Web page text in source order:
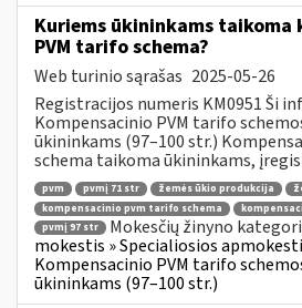
Kuriems ūkininkams taikoma
PVM tarifo schema?
Web turinio sąrašas 2025-05-26
Registracijos numeris KM0951 Ši
Kompensacinio PVM tarifo
ūkininkams (97–100 str.)
schema taikoma ūkininkams,
pvm pvmį 71 str žemės ūkio produkcija
kompensacinio pvm tarifo schema
pvmį 97 str
Mokesčių žinyno
mokestis » Specialiosios
Kompensacinio PVM tarifo
ūkininkams (97–100 str.)